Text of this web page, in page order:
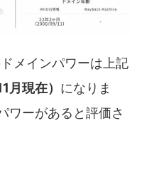
メインパワーは上記
現在） になりま
ワーがあると評価さ